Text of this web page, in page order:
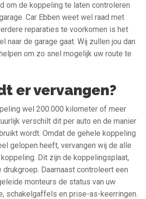
om de koppeling te laten controleren
Car Ebben weet wel raad met
reparaties te voorkomen is het
naar de garage gaat. Wij zullen jou dan
om zo snel mogelijk uw route te
er vervangen?
wel 200.000 kilometer of meer
verschilt dit per auto en de manier
wordt. Omdat de gehele koppeling
gelopen heeft, vervangen wij de alle
Dit zijn de koppelingsplaat,
drukgroep. Daarnaast controleert een
monteurs de status van uw
schakelgaffels en prise-as-keerringen.